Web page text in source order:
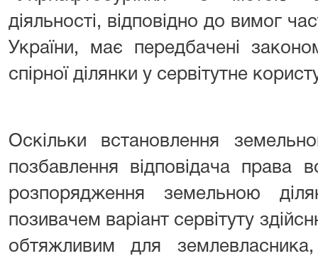
діяльності, відповідно до вимог
України, має передбачені
спірної ділянки у сервітутне
Оскільки встановлення
позбавлення відповідача права
розпорядження земельною
позивачем варіант сервітуту
обтяжливим для